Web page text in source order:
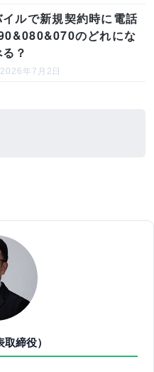
イルで新規契約時に電話
のどれにな
？
年7月2日
締役）